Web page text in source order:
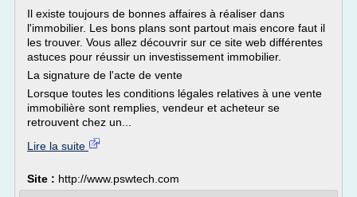
Il existe toujours de bonnes affaires à réaliser dans
l'immobilier. Les bons plans sont partout mais encore faut il
les trouver. Vous allez découvrir sur ce site web différentes
astuces pour réussir un investissement immobilier.
La signature de l'acte de vente
Lorsque toutes les conditions légales relatives à une vente
immobilière sont remplies, vendeur et acheteur se
retrouvent chez un...
Lire la suite
Site : http://www.pswtech.com